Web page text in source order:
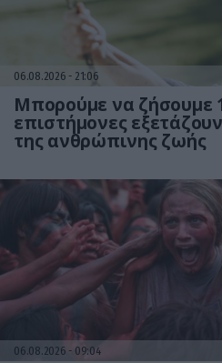
06.08.2026 21:06
Μπορούμε να ζήσουμε
επιστήμονες
της ανθρώπινης ζωής
06.08.2026 09:04